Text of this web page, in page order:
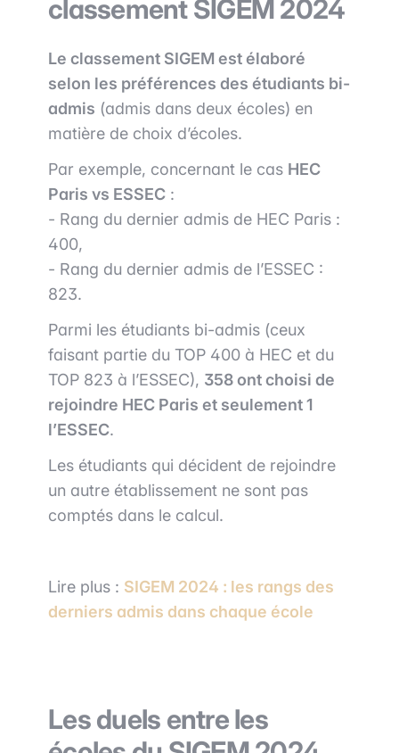
classement SIGEM 2024
Le classement SIGEM est élaboré
selon les préférences des étudiants bi-
admis (admis dans deux écoles) en
matière de choix d’écoles.
Par exemple, concernant le cas HEC
Paris vs ESSEC :
- Rang du dernier admis de HEC Paris :
400,
- Rang du dernier admis de l’ESSEC :
823.
Parmi les étudiants bi-admis (ceux
faisant partie du TOP 400 à HEC et du
TOP 823 à l’ESSEC), 358 ont choisi de
rejoindre HEC Paris et seulement 1
l’ESSEC.
Les étudiants qui décident de rejoindre
un autre établissement ne sont pas
comptés dans le calcul.
Lire plus : SIGEM 2024 : les rangs des
derniers admis dans chaque école
Les duels entre les